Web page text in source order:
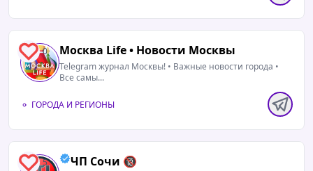
0 Москва Life • Новости Москвы
Telegram журнал Москвы! • Важные новости города •
Все самы...
ГОРОДА И РЕГИОНЫ
5 ЧП Сочи 🔞